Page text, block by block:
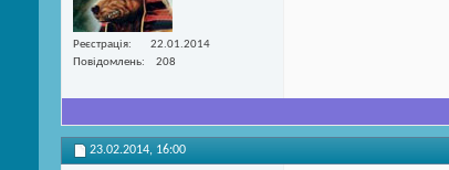
Реєстрація
22.01.2014
Повідомлень
208
23.02.2014, 16:00